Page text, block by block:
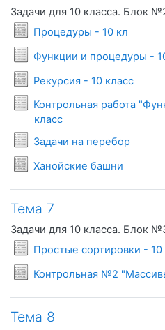
Задачи для 10 класса. Блок
Процедуры - 10 кл
Условия
Функции и процедуры -
Рекурсия - 10 класс
Условия
Контрольная работа
класс
Условия задач
Задачи на перебор
Условия
Ханойские башни
Условия
Тема 7
Задачи для 10 класса. Блок
Простые сортировки - 10
Контрольная №2
Тема 8